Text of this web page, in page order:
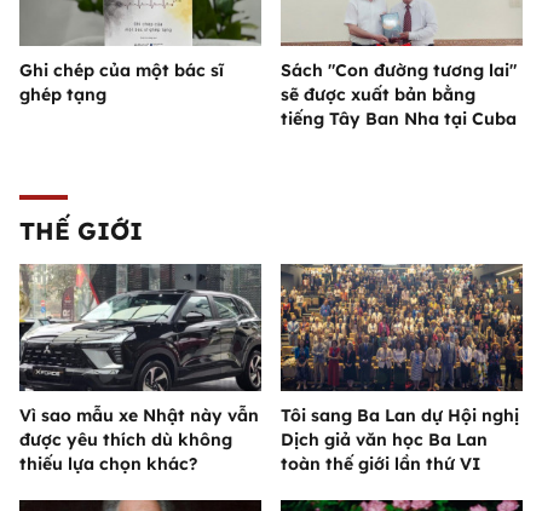
Ghi chép của một bác sĩ
ghép tạng
Sách "Con đường tương lai"
sẽ được xuất bản bằng
tiếng Tây Ban Nha tại Cuba
THẾ GIỚI
Vì sao mẫu xe Nhật này vẫn
được yêu thích dù không
thiếu lựa chọn khác?
Tôi sang Ba Lan dự Hội nghị
Dịch giả văn học Ba Lan
toàn thế giới lần thứ VI